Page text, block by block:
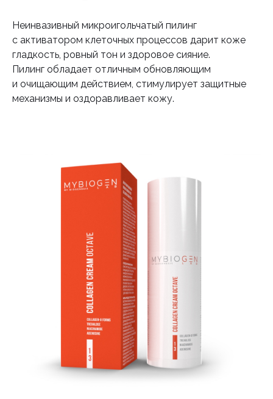
Неинвазивный микроигольчатый пилинг
с активатором клеточных процессов дарит коже
гладкость, ровный тон и здоровое сияние.
Пилинг обладает отличным обновляющим
и очищающим действием, стимулирует защитные
механизмы и оздоравливает кожу.